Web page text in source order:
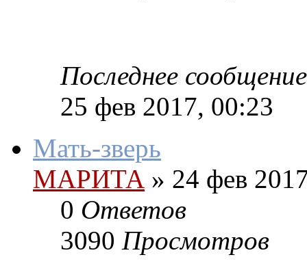
Последнее сообщение
25 фев 2017, 00:23
Мать-зверь
МАРИТА » 24 фев
0 Ответов
3090 Просмотров